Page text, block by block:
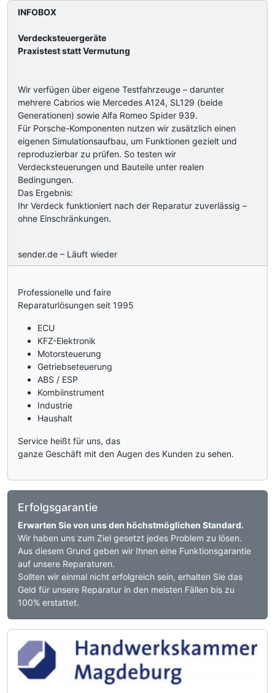
INFOBOX
Verdecksteuergeräte
Praxistest statt Vermutung
Wir verfügen über eigene Testfahrzeuge – darunter
mehrere Cabrios wie Mercedes A124, SL129 (beide
Generationen) sowie Alfa Romeo Spider 939.
Für Porsche-Komponenten nutzen wir zusätzlich einen
eigenen Simulationsaufbau, um Funktionen gezielt und
reproduzierbar zu prüfen. So testen wir
Verdecksteuerungen und Bauteile unter realen
Bedingungen.
Das Ergebnis:
Ihr Verdeck funktioniert nach der Reparatur zuverlässig –
ohne Einschränkungen.
sender.de – Läuft wieder
Professionelle und faire
Reparaturlösungen seit 1995
ECU
KFZ-Elektronik
Motorsteuerung
Getriebseteuerung
ABS / ESP
Kombiinstrument
Industrie
Haushalt
Service heißt für uns, das
ganze Geschäft mit den Augen des Kunden zu sehen.
Erfolgsgarantie
Erwarten Sie von uns den höchstmöglichen Standard.
Wir haben uns zum Ziel gesetzt jedes Problem zu lösen.
Aus diesem Grund geben wir Ihnen eine Funktionsgarantie
auf unsere Reparaturen.
Sollten wir einmal nicht erfolgreich sein, erhalten Sie das
Geld für unsere Reparatur in den meisten Fällen bis zu
100% erstattet.